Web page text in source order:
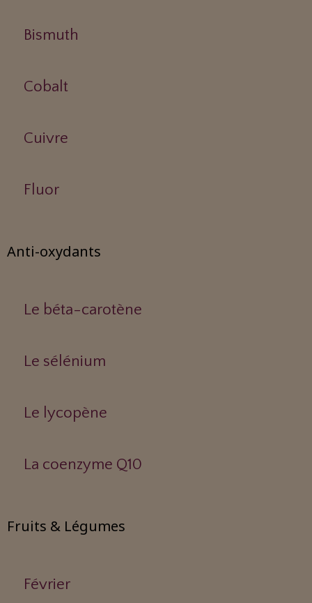
Bismuth
Cobalt
Cuivre
Fluor
Anti-oxydants
Le béta-carotène
Le sélénium
Le lycopène
La coenzyme Q10
Fruits & Légumes
Février